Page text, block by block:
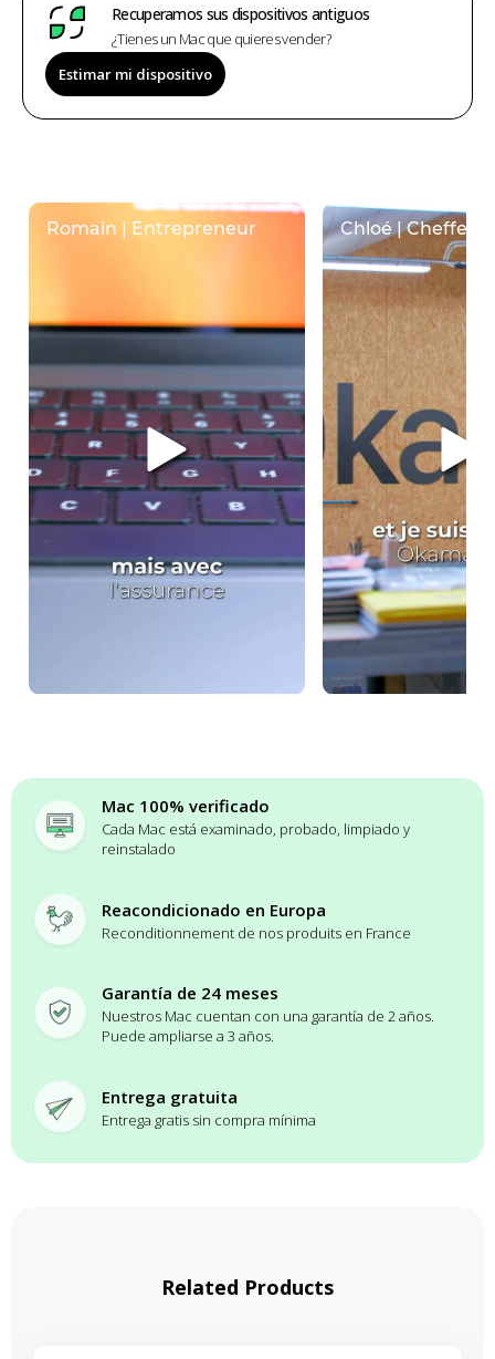
Recuperamos sus dispositivos antiguos
¿Tienes un Mac que quieres vender?
Estimar mi dispositivo
Mac 100% verificado
Cada Mac está examinado, probado, limpiado y
reinstalado
Reacondicionado en Europa
Reconditionnement de nos produits en France
Garantía de 24 meses
Nuestros Mac cuentan con una garantía de 2 años.
Puede ampliarse a 3 años.
Entrega gratuita
Entrega gratis sin compra mínima
Related Products